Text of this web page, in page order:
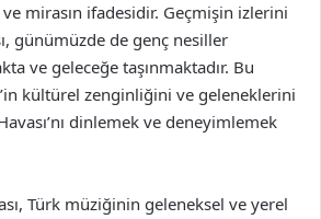
mirasın ifadesidir. Geçmişin izlerini
günümüzde de genç nesiller
ve geleceğe taşınmaktadır. Bu
kültürel zenginliğini ve geleneklerini
dinlemek ve deneyimlemek
Türk müziğinin geleneksel ve yerel